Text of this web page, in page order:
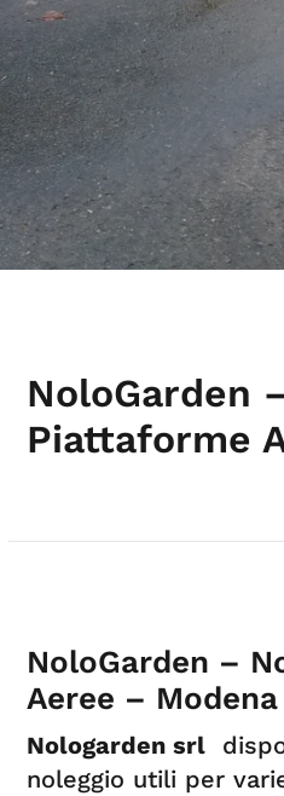
NoloGarden
Piattaforme
NoloGarden –
Aeree – Modena
Nologarden srl
noleggio utili per